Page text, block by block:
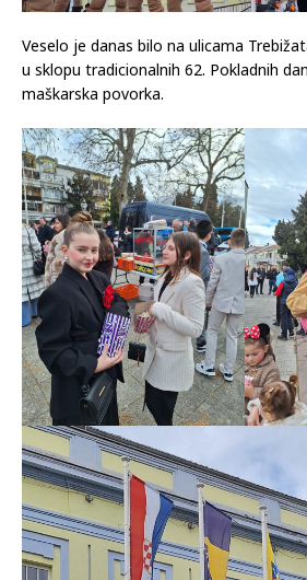
Veselo je danas bilo na ulicama
u sklopu tradicionalnih 62. Pokladnih
maškarska povorka.